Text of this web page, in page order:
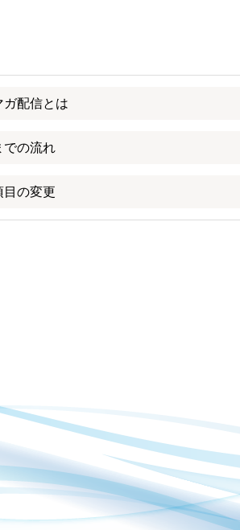
ガ配信とは
での流れ
目の変更